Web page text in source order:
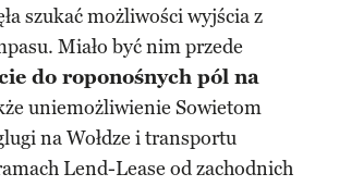
szukać możliwości wyjścia z
Miało być nim przede
do roponośnych pól na
uniemożliwienie Sowietom
na Wołdze i transportu
Lend-Lease od zachodnich